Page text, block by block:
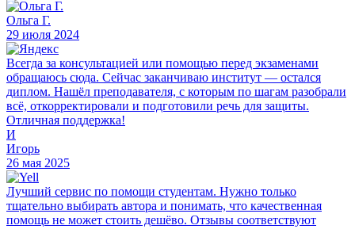
Ольга Г.
29 июля 2024
Всегда за консультацией или помощью перед экзаменами
обращаюсь сюда. Сейчас заканчиваю институт — остался
диплом. Нашёл преподавателя, с которым по шагам разобрали
всё, откорректировали и подготовили речь для защиты.
Отличная поддержка!
И
Игорь
26 мая 2025
Лучший сервис по помощи студентам. Нужно только
тщательно выбирать автора и понимать, что качественная
помощь не может стоить дешёво. Отзывы соответствуют